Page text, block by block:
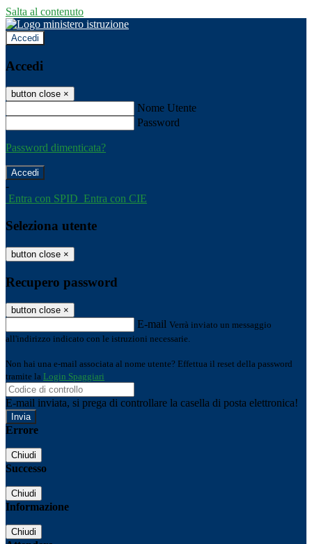
Salta al contenuto
Accedi
Accedi
button close ×
Nome Utente
Password
Password dimenticata?
-
Entra con SPID Entra con CIE
Seleziona utente
button close ×
Recupero password
button close ×
E-mail Verrà inviato un messaggio
all'indirizzo indicato con le istruzioni necessarie.
Non hai una e-mail associata al nome utente? Effettua il reset della password
tramite la Login Spaggiari
E-mail inviata, si prega di controllare la casella di posta elettronica!
Errore
Chiudi
Successo
Chiudi
Informazione
Chiudi